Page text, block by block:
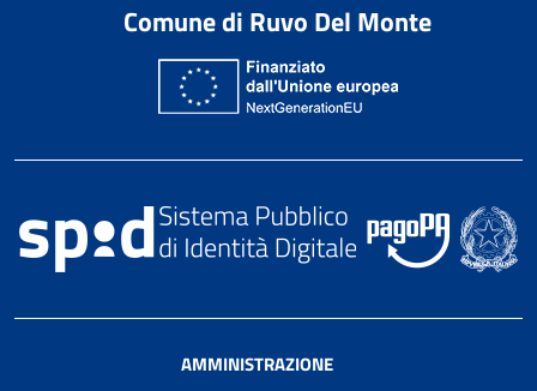
Comune di Ruvo Del Monte
AMMINISTRAZIONE